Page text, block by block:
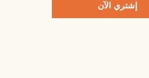
إشتري الآن